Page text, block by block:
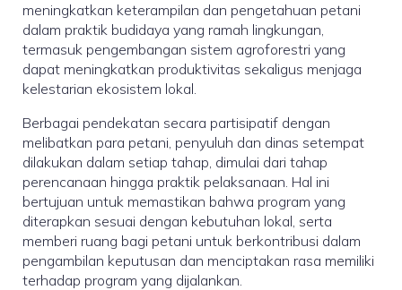
meningkatkan keterampilan dan pengetahuan petani
dalam praktik budidaya yang ramah lingkungan,
termasuk pengembangan sistem agroforestri yang
dapat meningkatkan produktivitas sekaligus menjaga
kelestarian ekosistem lokal.
Berbagai pendekatan secara partisipatif dengan
melibatkan para petani, penyuluh dan dinas setempat
dilakukan dalam setiap tahap, dimulai dari tahap
perencanaan hingga praktik pelaksanaan. Hal ini
bertujuan untuk memastikan bahwa program yang
diterapkan sesuai dengan kebutuhan lokal, serta
memberi ruang bagi petani untuk berkontribusi dalam
pengambilan keputusan dan menciptakan rasa memiliki
terhadap program yang dijalankan.